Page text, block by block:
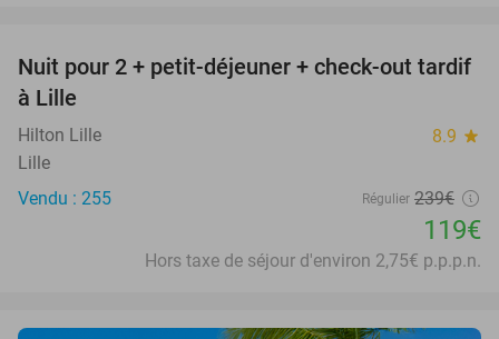
50%
Nuit pour 2 + petit-déjeuner + check-out tardif
à Lille
Hilton Lille 8.9 star
Lille
Vendu : 255
Régulier 239€
119€
Hors taxe de séjour d'environ 2,75€ p.p.p.n.